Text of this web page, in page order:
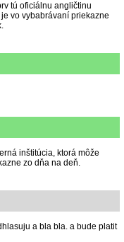
tú oficiálnu angličtinu
vo vybabrávaní priekazne
inštitúcia, ktorá môže
zo dňa na deň.
a bla bla. a bude platit